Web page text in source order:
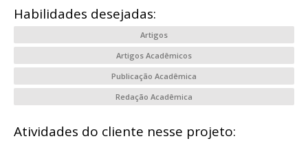
Habilidades desejadas:
Artigos
Artigos Acadêmicos
Publicação Acadêmica
Redação Acadêmica
Atividades do cliente nesse projeto: